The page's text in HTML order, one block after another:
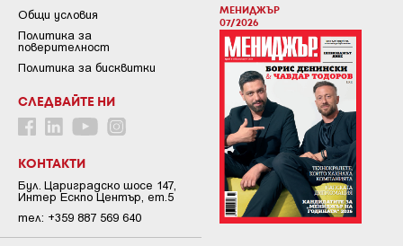
МЕНИДЖЪР
07/2026
Общи условия
Пoлитикa зa
пoвepитeлнocт
Политика за бисквитки
СЛЕДВАЙТЕ НИ
КОНТАКТИ
Бул. Цариградско шосе 147,
Интер Ескпо Център, ет.5
тел: +359 887 569 640